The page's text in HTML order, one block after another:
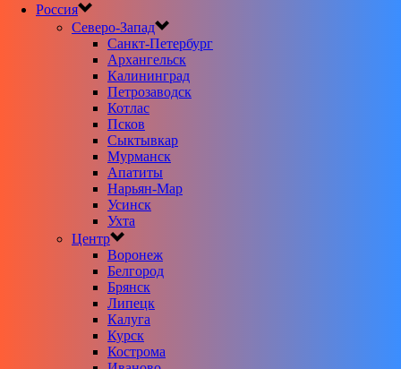
Россия
Северо-Запад
Санкт-Петербург
Архангельск
Калининград
Петрозаводск
Котлас
Псков
Сыктывкар
Мурманск
Апатиты
Нарьян-Мар
Усинск
Ухта
Центр
Воронеж
Белгород
Брянск
Липецк
Калуга
Курск
Кострома